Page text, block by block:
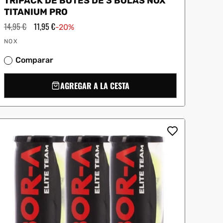
TITANIUM PRO
Precio
habitual
14,95 € Precio
de
11,95 €-20%
Proveedor:
NOX
Comparar
AGREGAR A LA CESTA